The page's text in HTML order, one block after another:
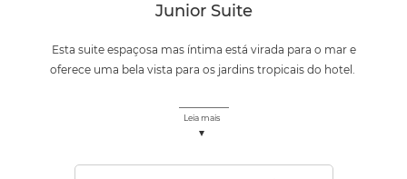
Junior Suite
Esta suite espaçosa mas íntima está virada para o mar e
oferece uma bela vista para os jardins tropicais do hotel.
Leia mais